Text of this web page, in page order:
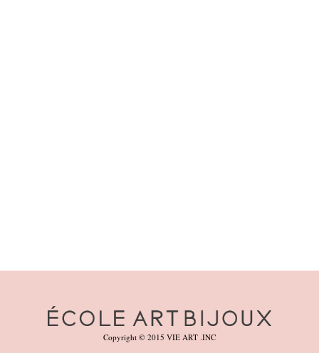
Copyright © 2015 VIE ART .INC